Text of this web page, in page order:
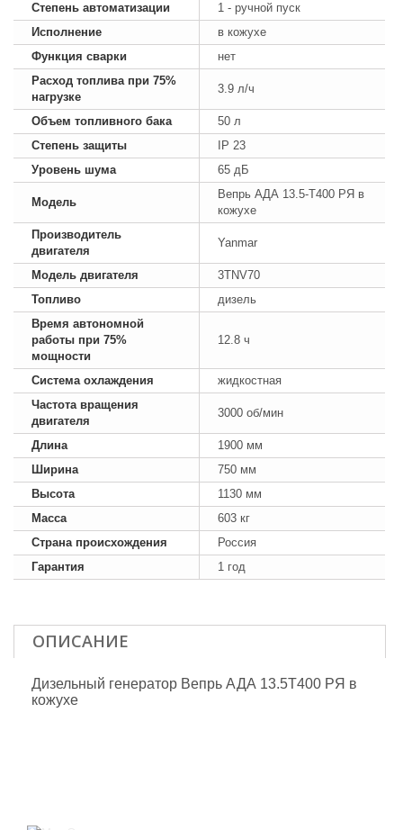
Степень автоматизации
1 - ручной пуск
Исполнение
в кожухе
Функция сварки
нет
Расход топлива при 75%
нагрузке
3.9 л/ч
Объем топливного бака
50 л
Степень защиты
IP 23
Уровень шума
65 дБ
Модель
Вепрь АДА 13.5-Т400 РЯ в
кожухе
Производитель
двигателя
Yanmar
Модель двигателя
3TNV70
Топливо
дизель
Время автономной
работы при 75%
мощности
12.8 ч
Система охлаждения
жидкостная
Частота вращения
двигателя
3000 об/мин
Длина
1900 мм
Ширина
750 мм
Высота
1130 мм
Масса
603 кг
Страна происхождения
Россия
Гарантия
1 год
ОПИСАНИЕ
Дизельный генератор Вепрь АДА 13.5Т400 РЯ в
кожухе